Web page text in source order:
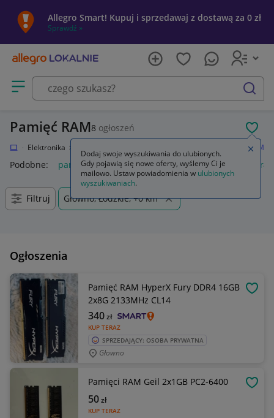
Allegro Smart! Kupuj i sprzedawaj z dostawą za 0 zł
Sprawdź »
Otwórz menu z kategoriami
szukaj
Pamięć RAM8 ogłoszeń
Elektronika Pamięć RAM
Podobne: pamięć ram pamięć ram ddr5 pamięć ram ddr4
Filtruj Głowno, Łódzkie, +0 km
Ogłoszenia
Pamięć RAM HyperX Fury DDR4 16GB
2x8G 2133MHz CL14
KUP TERAZ
340zł
SPRZEDAJĄCY: OSOBA PRYWATNA
Głowno
Pamięci RAM Geil 2x1GB PC2-6400
KUP TERAZ
50zł
Dodaj swoje wyszukiwania do ulubionych.
Gdy pojawią się nowe oferty, wyślemy Ci je
mailowo. Ustaw powiadomienia w ulubionych
wyszukiwaniach.